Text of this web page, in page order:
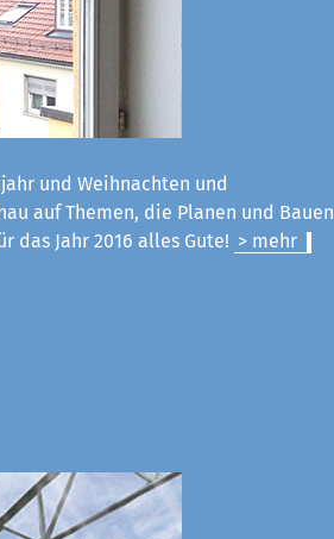
und Weihnachten und
auf Themen, die Planen und Bauen
das Jahr 2016 alles Gute! > mehr